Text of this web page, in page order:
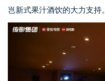
岂新式果汁酒饮的大力支持。